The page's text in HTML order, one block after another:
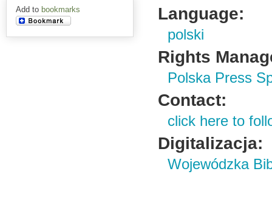
Add to bookmarks Language:
polski
Rights
Polska Press
Contact:
click here to
Digitalizacja:
Wojewódzka